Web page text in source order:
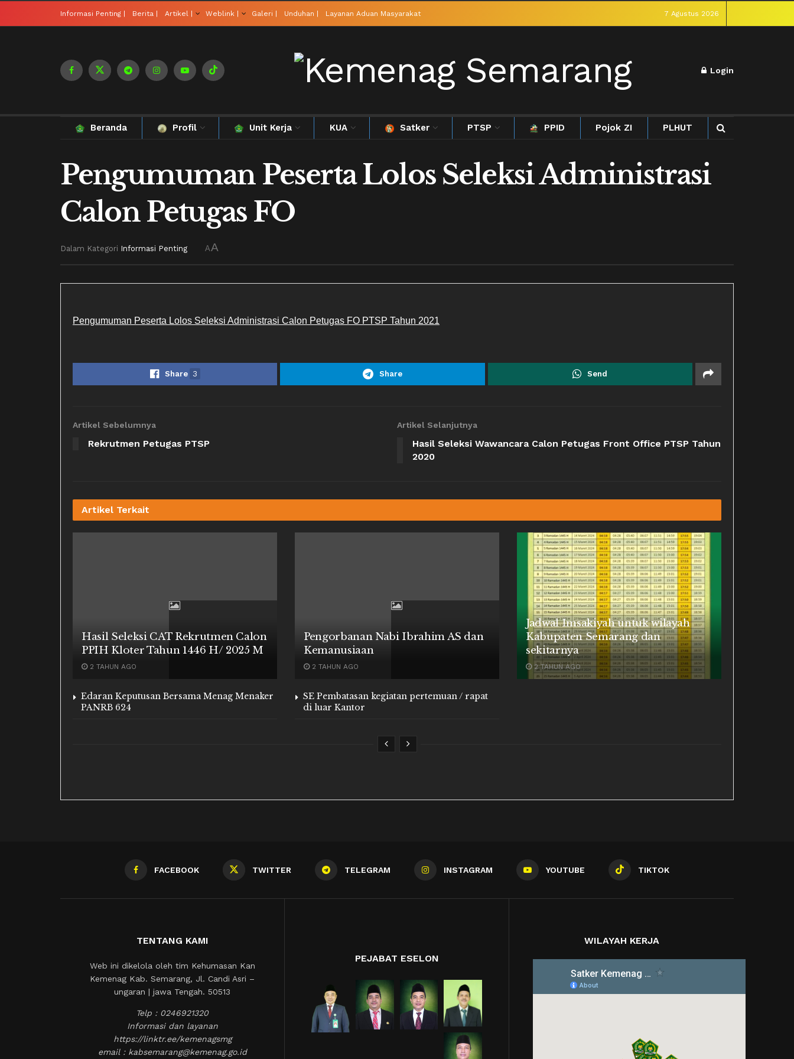
Informasi Penting | Berita | Artikel | Weblink | Galeri | Unduhan | Layanan Aduan Masyarakat 7 Agustus 2026
Login
Beranda Profil Unit Kerja KUA Satker PTSP PPID Pojok ZI PLHUT
Pengumuman Peserta Lolos Seleksi Administrasi
Calon Petugas FO
Dalam Kategori Informasi Penting AA
Pengumuman Peserta Lolos Seleksi Administrasi Calon Petugas FO PTSP Tahun 2021
Share 3 Share Send
Artikel Sebelumnya
Rekrutmen Petugas PTSP
Artikel Selanjutnya
Hasil Seleksi Wawancara Calon Petugas Front Office PTSP Tahun
2020
Artikel Terkait
Hasil Seleksi CAT Rekrutmen Calon
PPIH Kloter Tahun 1446 H/ 2025 M
2 TAHUN AGO
Pengorbanan Nabi Ibrahim AS dan
Kemanusiaan
2 TAHUN AGO
Jadwal Imsakiyah untuk wilayah
Kabupaten Semarang dan
sekitarnya
2 TAHUN AGO
Edaran Keputusan Bersama Menag Menaker
PANRB 624
SE Pembatasan kegiatan pertemuan / rapat
di luar Kantor
FACEBOOK TWITTER TELEGRAM INSTAGRAM YOUTUBE TIKTOK
TENTANG KAMI
Web ini dikelola oleh tim Kehumasan Kan
Kemenag Kab. Semarang, Jl. Candi Asri –
ungaran | jawa Tengah. 50513
Telp : 0246921320
Informasi dan layanan
https://linktr.ee/kemenagsmg
email : kabsemarang@kemenag.go.id
PEJABAT ESELON
WILAYAH KERJA